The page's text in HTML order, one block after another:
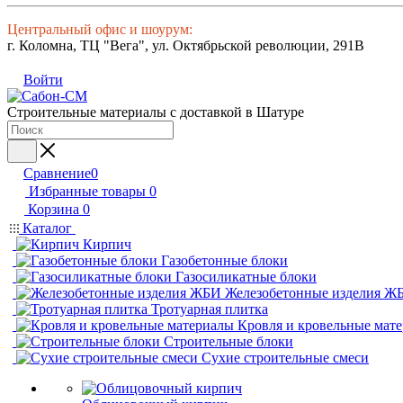
Центральный офис и шоурум:
г. Коломна, ТЦ "Вега", ул. Октябрьской революции, 291В
Войти
Строительные материалы с доставкой в Шатуре
Сравнение0
Избранные товары 0
Корзина 0
Каталог
Кирпич
Газобетонные блоки
Газосиликатные блоки
Железобетонные изделия
Тротуарная плитка
Кровля и кровельные
Строительные блоки
Сухие строительные смеси